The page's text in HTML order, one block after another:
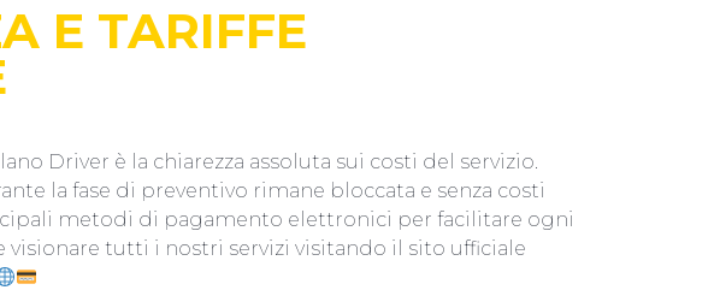
E TARIFFE
Driver è la chiarezza assoluta sui costi del servizio.
la fase di preventivo rimane bloccata e senza costi
metodi di pagamento elettronici per facilitare ogni
tutti i nostri servizi visitando il sito ufficiale